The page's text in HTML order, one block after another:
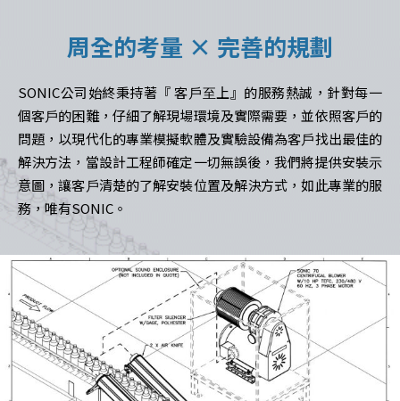
周全的考量 × 完善的規劃
SONIC公司始終秉持著『 客⼾⾄上』的服務熱誠，針對每⼀
個客⼾的困難，仔細了解現場環境及實際需要，並依照客⼾的
問題，以現代化的專業模擬軟體及實驗設備為客⼾找出最佳的
解決⽅法，當設計⼯程師確定⼀切無誤後，我們將提供安裝⽰
意圖，讓客⼾清楚的了解安裝位置及解決⽅式，如此專業的服
務，唯有SONIC。